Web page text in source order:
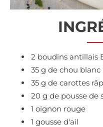
2 boudins antillais
35 g de chou blanc
35 g de carottes
20 g de pousse de
1 oignon rouge
1 gousse d'ail